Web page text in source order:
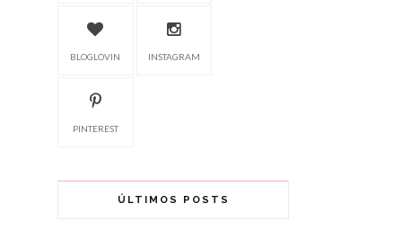
BLOGLOVIN INSTAGRAM
PINTEREST
ÚLTIMOS POSTS